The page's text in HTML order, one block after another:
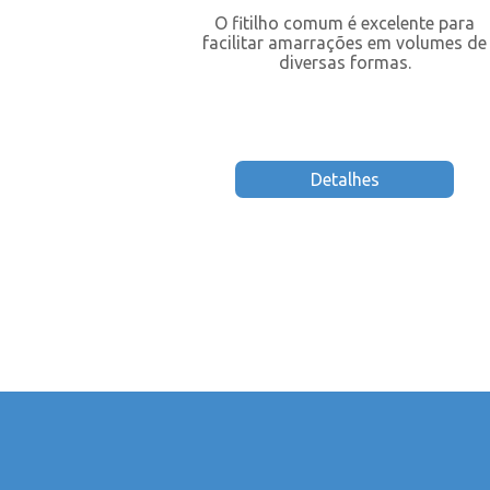
O fitilho comum é excelente para
facilitar amarrações em volumes de
diversas formas.
Detalhes